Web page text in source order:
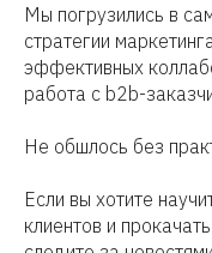
Мы погрузились в
стратегии
эффективных
работа с b2b-
Не обшлось без
Если вы хотите
клиентов и